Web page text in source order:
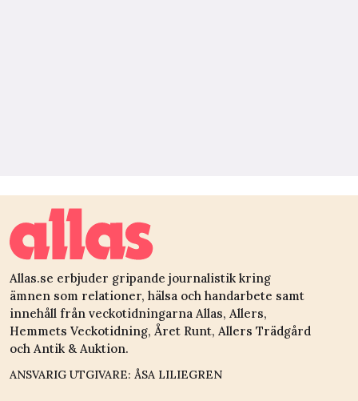
Allas.se erbjuder gripande journalistik kring
ämnen som relationer, hälsa och handarbete samt
innehåll från veckotidningarna Allas, Allers,
Hemmets Veckotidning, Året Runt, Allers Trädgård
och Antik & Auktion.
ANSVARIG UTGIVARE: ÅSA LILIEGREN